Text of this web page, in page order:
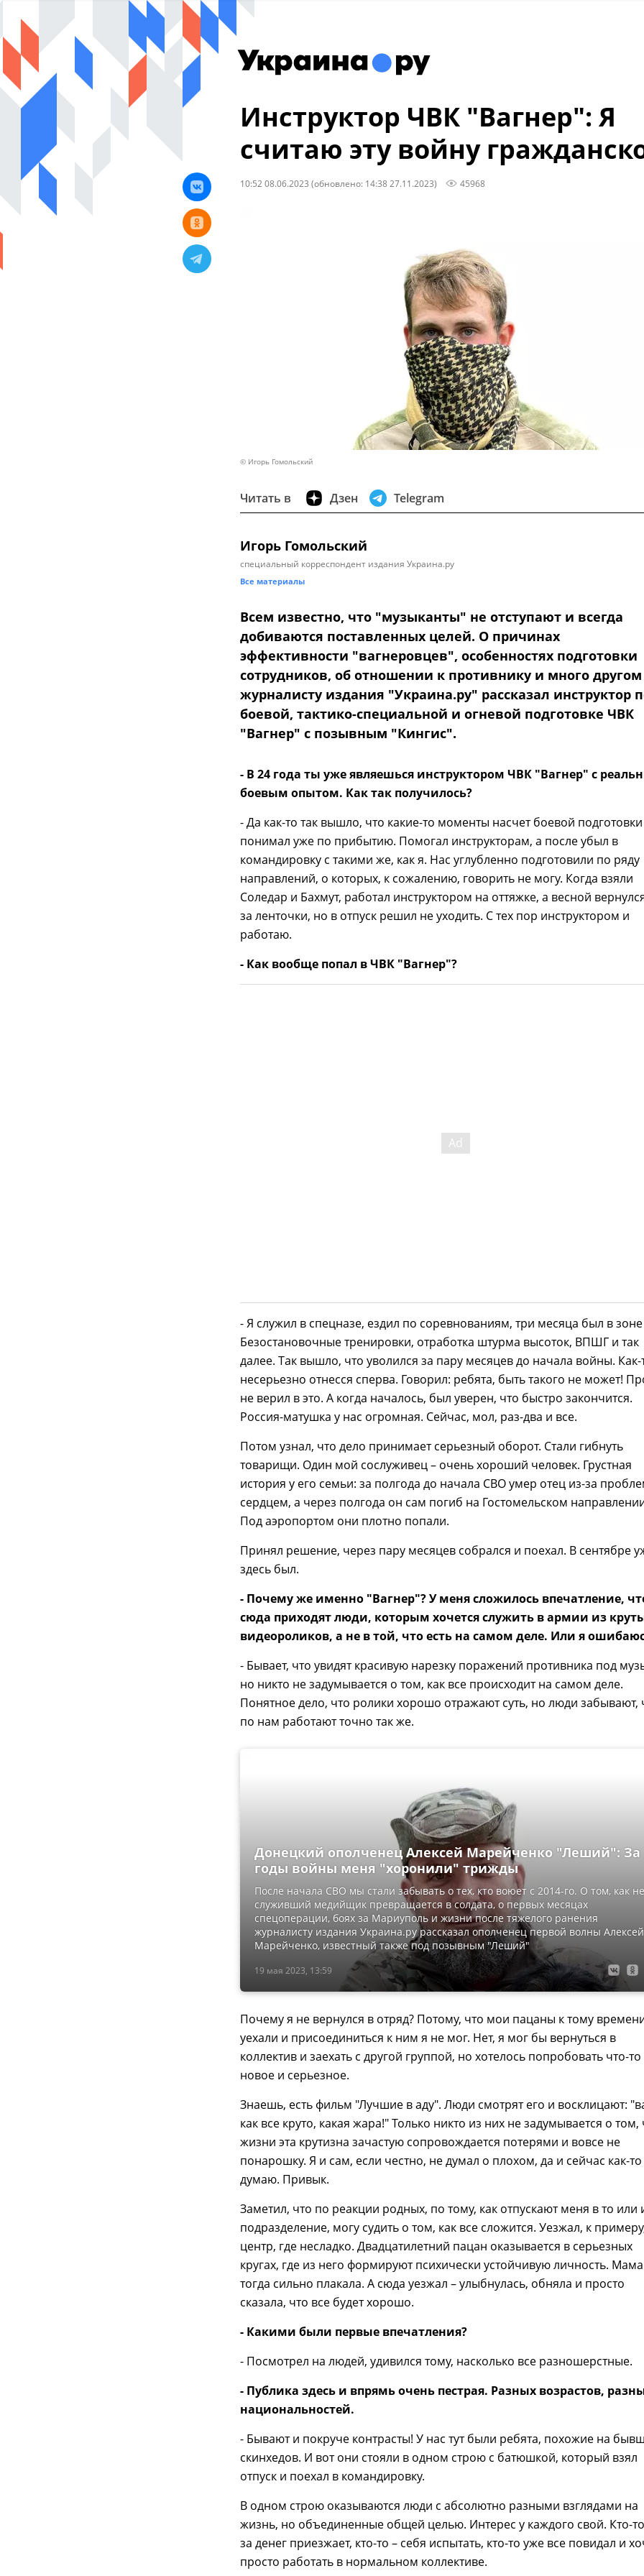
Инструктор ЧВК "Вагнер": Я
считаю эту войну
10:52 08.06.2023 (обновлено: 14:38 27.11.2023) 45968
© Игорь Гомольский
Читать в Дзен Telegram
Игорь Гомольский
специальный корреспондент издания Украина.ру
Все материалы
Всем известно, что "музыканты" не отступают и всегда
добиваются поставленных целей. О причинах
эффективности "вагнеровцев", особенностях подготовки
сотрудников, об отношении к противнику и много другом
журналисту издания "Украина.ру" рассказал инструктор
боевой, тактико-специальной и огневой подготовке ЧВК
"Вагнер" с позывным "Кингис".
- В 24 года ты уже являешься инструктором ЧВК "Вагнер" с
боевым опытом. Как так получилось?
- Да как-то так вышло, что какие-то моменты насчет боевой подготовки
понимал уже по прибытию. Помогал инструкторам, а после убыл в
командировку с такими же, как я. Нас углубленно подготовили по ряду
направлений, о которых, к сожалению, говорить не могу. Когда взяли
Соледар и Бахмут, работал инструктором на оттяжке, а весной
за ленточки, но в отпуск решил не уходить. С тех пор инструктором и
работаю.
- Как вообще попал в ЧВК "Вагнер"?
- Я служил в спецназе, ездил по соревнованиям, три месяца был в
Безостановочные тренировки, отработка штурма высоток, ВПШГ и так
далее. Так вышло, что уволился за пару месяцев до начала войны. Как-
несерьезно отнесся сперва. Говорил: ребята, быть такого не может!
не верил в это. А когда началось, был уверен, что быстро закончится.
Россия-матушка у нас огромная. Сейчас, мол, раз-два и все.
Потом узнал, что дело принимает серьезный оборот. Стали гибнуть
товарищи. Один мой сослуживец – очень хороший человек. Грустная
история у его семьи: за полгода до начала СВО умер отец из-за
сердцем, а через полгода он сам погиб на Гостомельском
Под аэропортом они плотно попали.
Принял решение, через пару месяцев собрался и поехал. В сентябре
здесь был.
- Почему же именно "Вагнер"? У меня сложилось впечатление,
сюда приходят люди, которым хочется служить в армии из
видеороликов, а не в той, что есть на самом деле. Или я
- Бывает, что увидят красивую нарезку поражений противника под
но никто не задумывается о том, как все происходит на самом деле.
Понятное дело, что ролики хорошо отражают суть, но люди забывают,
по нам работают точно так же.
19 мая 2023, 13:59
Донецкий ополченец Алексей Марейченко "Леший": За
годы войны меня "хоронили" трижды
После начала СВО мы стали забывать о тех, кто воюет с 2014-го. О том, как не
служивший медийщик превращается в солдата, о первых месяцах
спецоперации, боях за Мариуполь и жизни после тяжелого ранения
журналисту издания Украина.ру рассказал ополченец первой волны Алексей
Марейченко, известный также под позывным "Леший"
Почему я не вернулся в отряд? Потому, что мои пацаны к тому
уехали и присоединиться к ним я не мог. Нет, я мог бы вернуться в
коллектив и заехать с другой группой, но хотелось попробовать что-то
новое и серьезное.
Знаешь, есть фильм "Лучшие в аду". Люди смотрят его и восклицают:
как все круто, какая жара!" Только никто из них не задумывается о том,
жизни эта крутизна зачастую сопровождается потерями и вовсе не
понарошку. Я и сам, если честно, не думал о плохом, да и сейчас как-
думаю. Привык.
Заметил, что по реакции родных, по тому, как отпускают меня в то или
подразделение, могу судить о том, как все сложится. Уезжал, к
центр, где несладко. Двадцатилетний пацан оказывается в серьезных
кругах, где из него формируют психически устойчивую личность. Мама
тогда сильно плакала. А сюда уезжал – улыбнулась, обняла и просто
сказала, что все будет хорошо.
- Какими были первые впечатления?
- Посмотрел на людей, удивился тому, насколько все разношерстные.
- Публика здесь и впрямь очень пестрая. Разных возрастов,
национальностей.
- Бывают и покруче контрасты! У нас тут были ребята, похожие на
скинхедов. И вот они стояли в одном строю с батюшкой, который взял
отпуск и поехал в командировку.
В одном строю оказываются люди с абсолютно разными взглядами на
жизнь, но объединенные общей целью. Интерес у каждого свой. Кто-
за денег приезжает, кто-то – себя испытать, кто-то уже все повидал и
просто работать в нормальном коллективе.